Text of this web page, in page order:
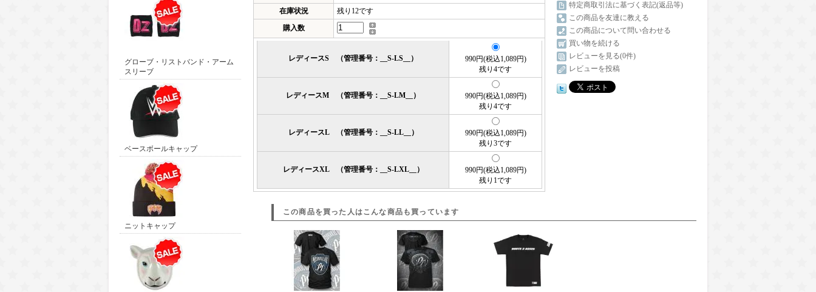
グローブ・リストバンド・アーム
スリーブ
ベースボールキャップ
ニットキャップ
在庫状況
残り12です
購入数
レディースS （管理番号：__S-LS__）
990円(税込1,089円)
残り4です
レディースM （管理番号：__S-LM__）
990円(税込1,089円)
残り4です
レディースL （管理番号：__S-LL__）
990円(税込1,089円)
残り3です
レディースXL （管理番号：__S-LXL__）
990円(税込1,089円)
残り1です
特定商取引法に基づく表記(返品等)
この商品を友達に教える
この商品について問い合わせる
買い物を続ける
レビューを見る(0件)
レビューを投稿
この商品を買った人はこんな商品も買っています